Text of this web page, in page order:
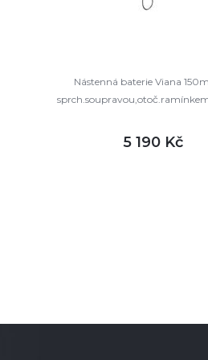
Nástenná baterie Viana
5 190 Kč